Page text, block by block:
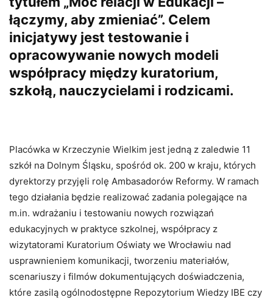
łączymy, aby zmieniać”. Celem
inicjatywy jest testowanie i
opracowywanie nowych modeli
współpracy między kuratorium,
szkołą, nauczycielami i rodzicami.
Placówka w Krzeczynie Wielkim jest jedną z zaledwie 11
szkół na Dolnym Śląsku, spośród ok. 200 w kraju, których
dyrektorzy przyjęli rolę Ambasadorów Reformy. W ramach
tego działania będzie realizować zadania polegające na
m.in. wdrażaniu i testowaniu nowych rozwiązań
edukacyjnych w praktyce szkolnej, współpracy z
wizytatorami Kuratorium Oświaty we Wrocławiu nad
usprawnieniem komunikacji, tworzeniu materiałów,
scenariuszy i filmów dokumentujących doświadczenia,
które zasilą ogólnodostępne Repozytorium Wiedzy IBE czy